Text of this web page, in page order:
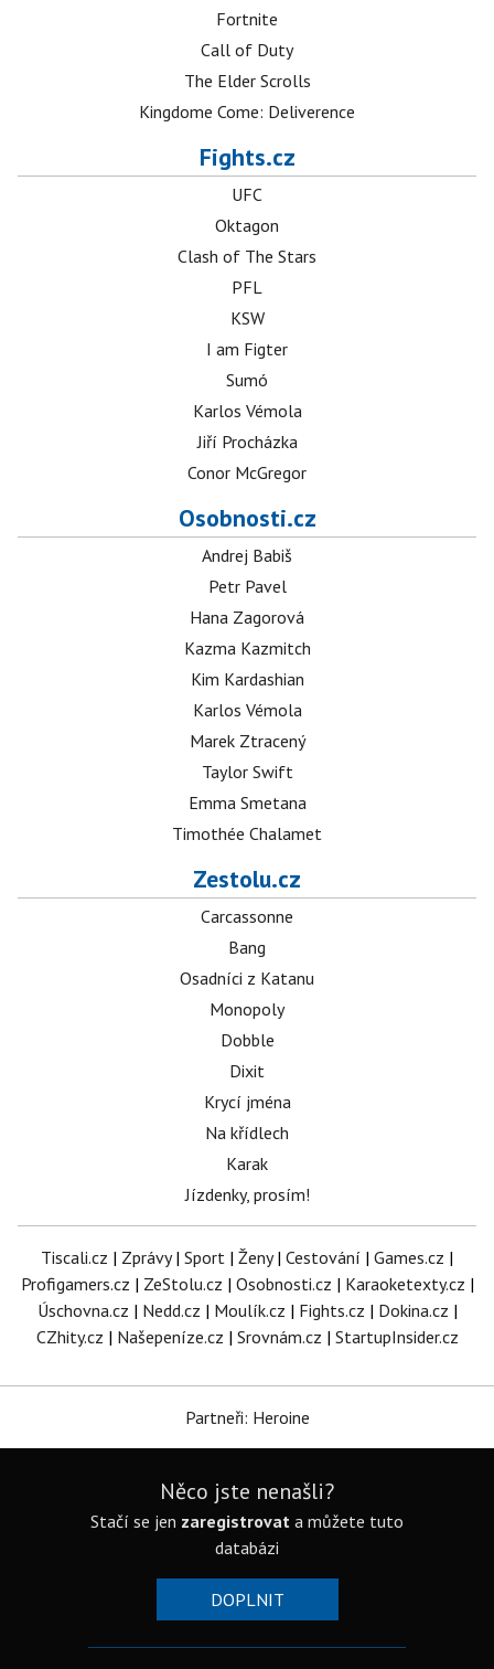
Fortnite
Call of Duty
The Elder Scrolls
Kingdome Come: Deliverence
Fights.cz
UFC
Oktagon
Clash of The Stars
PFL
KSW
I am Figter
Sumó
Karlos Vémola
Jiří Procházka
Conor McGregor
Osobnosti.cz
Andrej Babiš
Petr Pavel
Hana Zagorová
Kazma Kazmitch
Kim Kardashian
Karlos Vémola
Marek Ztracený
Taylor Swift
Emma Smetana
Timothée Chalamet
Zestolu.cz
Carcassonne
Bang
Osadníci z Katanu
Monopoly
Dobble
Dixit
Krycí jména
Na křídlech
Karak
Jízdenky, prosím!
Tiscali.cz | Zprávy| Sport | Ženy| Cestování | Games.cz |
Profigamers.cz | ZeStolu.cz | Osobnosti.cz | Karaoketexty.cz |
Úschovna.cz | Nedd.cz | Moulík.cz | Fights.cz | Dokina.cz |
CZhity.cz | Našepeníze.cz | Srovnám.cz | StartupInsider.cz
Partneři: Heroine
Něco jste nenašli?
Stačí se jen zaregistrovat a můžete tuto
databázi
DOPLNIT